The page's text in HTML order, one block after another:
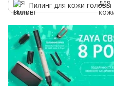
Пилинг для кожи головы